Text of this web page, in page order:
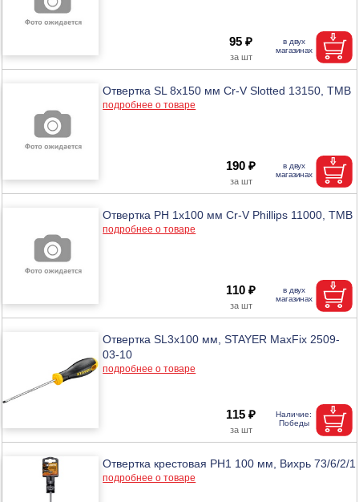
95 ₽
Отвертка SL 8х150 мм Cr-V Slotted 13150, ТМВ
подробнее о товаре
190 ₽
Отвертка PH 1х100 мм Cr-V Phillips 11000, ТМВ
подробнее о товаре
110 ₽
Отвертка SL3x100 мм, STAYER MaxFix 2509-
03-10
подробнее о товаре
115 ₽
Отвертка крестовая РН1 100 мм, Вихрь 73/6/2/1
подробнее о товаре